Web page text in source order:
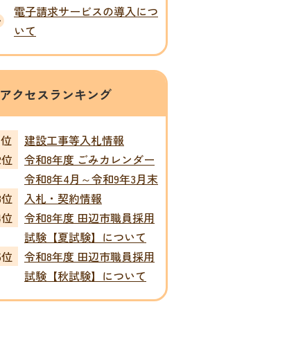
電子請求サービスの導入につ
いて
アクセスランキング
建設工事等入札情報
令和8年度 ごみカレンダー
令和8年4月～令和9年3月末
入札・契約情報
令和8年度 田辺市職員採用
試験【夏試験】について
令和8年度 田辺市職員採用
試験【秋試験】について